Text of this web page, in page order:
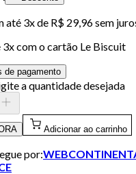
até 3x de R$ 29,96 sem
3x com o cartão Le Biscuit
de pagamento
a quantidade desejada
Adicionar ao carrinho
por: